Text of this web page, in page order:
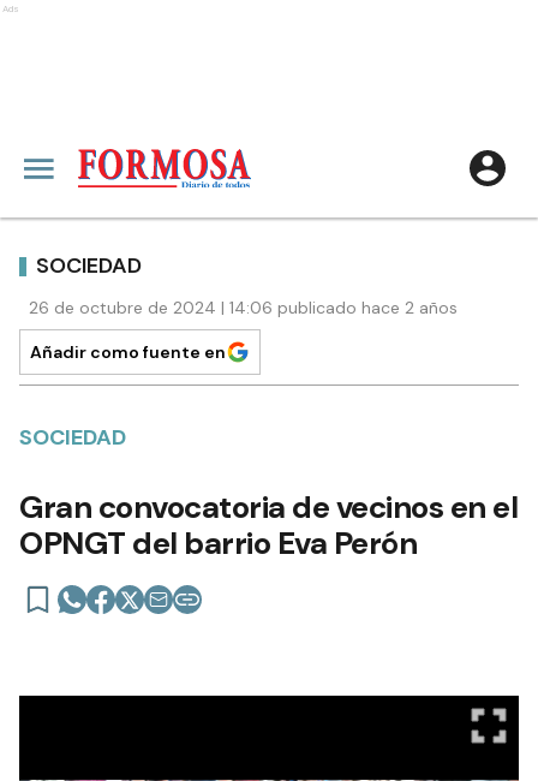
Ads
SOCIEDAD
26 de octubre de 2024 | 14:06 publicado hace 2 años
Añadir como fuente en
SOCIEDAD
Gran convocatoria de vecinos en el
OPNGT del barrio Eva Perón